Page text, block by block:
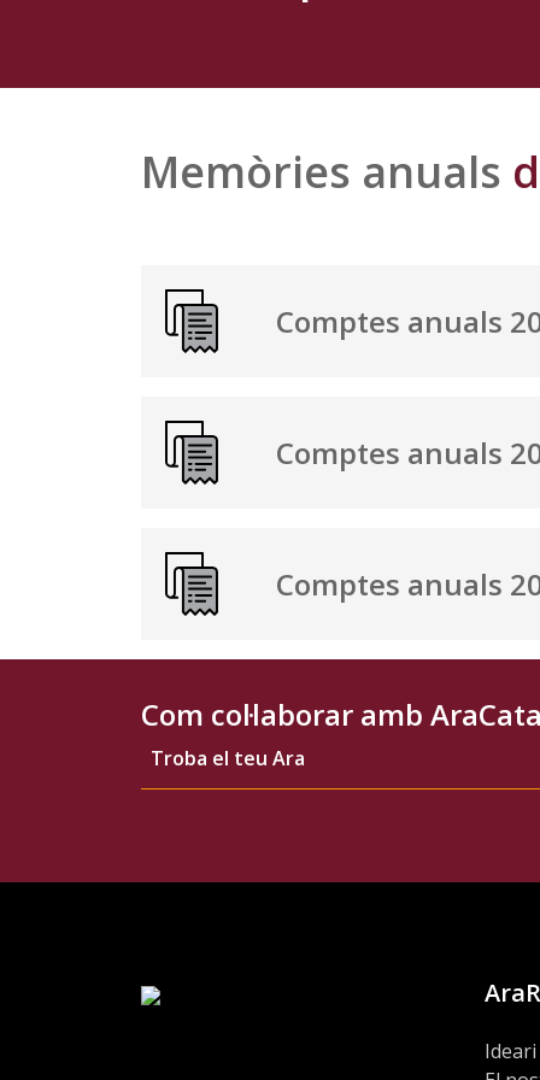
Memòries anuals
Comptes anuals
Comptes anuals
Comptes anuals
Com col·laborar amb
Troba el teu Ara
Ideari